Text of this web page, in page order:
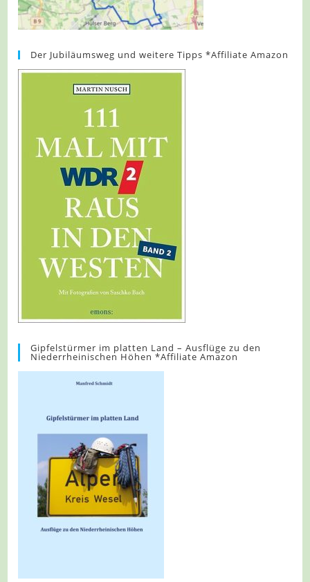
Der Jubiläumsweg und weitere Tipps *Affiliate Amazon
Gipfelstürmer im platten Land – Ausflüge zu den
Niederrheinischen Höhen *Affiliate Amazon